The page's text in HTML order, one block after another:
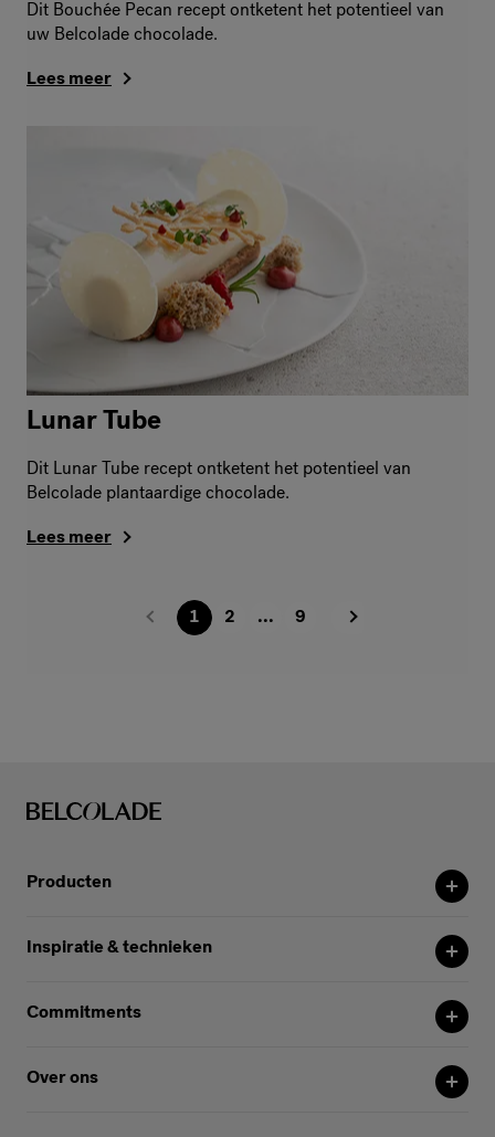
Dit Bouchée Pecan recept ontketent het potentieel van
uw Belcolade chocolade.
Lees meer
Lunar Tube
Dit Lunar Tube recept ontketent het potentieel van
Belcolade plantaardige chocolade.
Lees meer
1 2 ... 9
Producten
Inspiratie & technieken
Commitments
Over ons